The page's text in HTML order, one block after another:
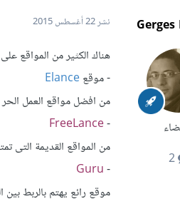
2
نشر22 أغسطس 2015
هناك الكثير من المواقع
- موقعElance
من افضل مواقع العمل
-
FreeLance
من المواقع القديمة التى
-
Guru
موقع رائع يهتم بالربط بين